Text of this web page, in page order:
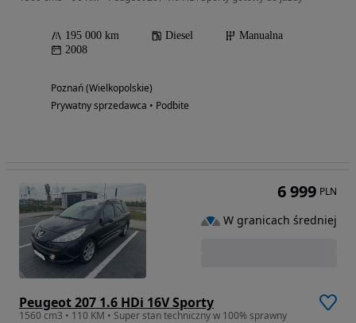
195 000 km Diesel
Manualna
2008
Poznań (Wielkopolskie)
Prywatny sprzedawca • Podbite
Peugeot 207 1.6 HDi 16V Sporty
1560 cm3 • 110 KM • Super stan techniczny w 100% sprawny
6 999 PLN
W granicach średniej